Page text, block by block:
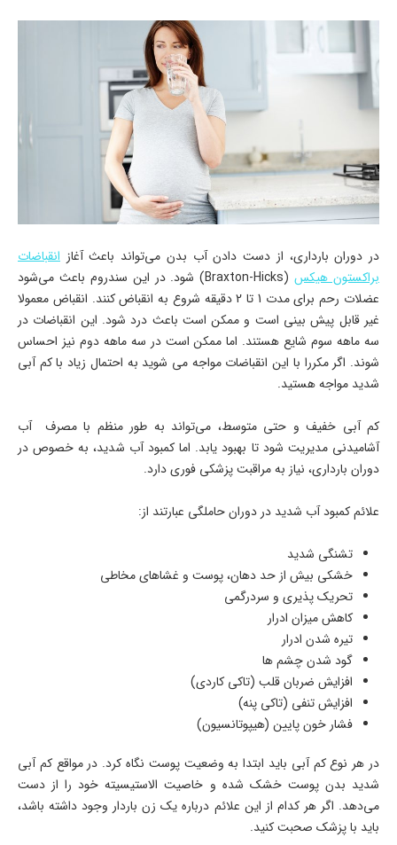
در دوران بارداری، از دست دادن آب بدن می‌تواند باعث آغاز انقباضات
براکستون هیکس
(Braxton-Hicks) شود. در این سندروم باعث می‌شود
عضلات رحم برای مدت 1 تا 2 دقیقه شروع به انقباض کنند. انقباض معمولا
غیر قابل پیش بینی است و ممکن است باعث درد شود. این انقباضات در
سه ماهه سوم شایع هستند. اما ممکن است در سه ماهه دوم نیز احساس
شوند. اگر مکررا با این انقباضات مواجه می شوید به احتمال زیاد با کم آبی
شدید مواجه هستید.
کم آبی خفیف و حتی متوسط، ​می‌تواند به طور منظم با مصرف آب
آشامیدنی مدیریت شود تا بهبود یابد. اما کمبود آب شدید، به خصوص در
دوران بارداری، نیاز به مراقبت پزشکی فوری دارد.
علائم کمبود آب شديد در دوران حاملگی عبارتند از:
تشنگی شدید
خشکی بیش از حد دهان، پوست و غشاهای مخاطی
تحریک پذیری و سردرگمی
کاهش میزان ادرار
تیره شدن ادرار
گود شدن چشم ها
افزایش ضربان قلب (تاکی کاردی)
افزایش تنفی (تاکی پنه)
فشار خون پایین (هیپوتانسیون)
در هر نوع کم آبی باید ابتدا به وضعیت پوست نگاه کرد. در مواقع کم آبی
شدید بدن پوست خشک شده و خاصیت الاستیسیته خود را از دست
می‌دهد. اگر هر کدام از این علائم درباره یک زن باردار وجود داشته باشد،
باید با پزشک صحبت کنید.